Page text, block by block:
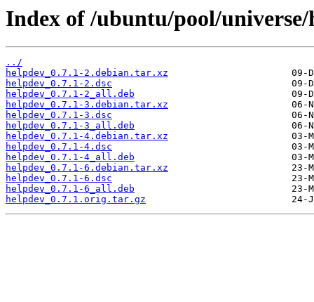
Index of /ubuntu/pool/
../
helpdev_0.7.1-2.debian.tar.xz
helpdev_0.7.1-2.dsc
helpdev_0.7.1-2_all.deb
helpdev_0.7.1-3.debian.tar.xz
helpdev_0.7.1-3.dsc
helpdev_0.7.1-3_all.deb
helpdev_0.7.1-4.debian.tar.xz
helpdev_0.7.1-4.dsc
helpdev_0.7.1-4_all.deb
helpdev_0.7.1-6.debian.tar.xz
helpdev_0.7.1-6.dsc
helpdev_0.7.1-6_all.deb
helpdev_0.7.1.orig.tar.gz